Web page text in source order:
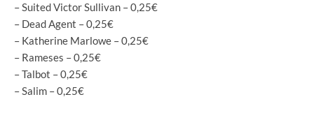
– Suited Victor Sullivan – 0,25€
– Dead Agent – 0,25€
– Katherine Marlowe – 0,25€
– Rameses – 0,25€
– Talbot – 0,25€
– Salim – 0,25€